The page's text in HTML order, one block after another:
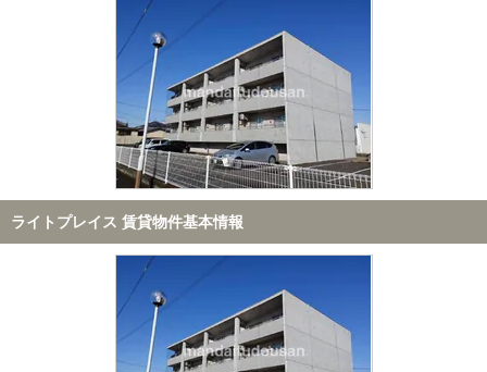
ライトプレイス 賃貸物件基本情報